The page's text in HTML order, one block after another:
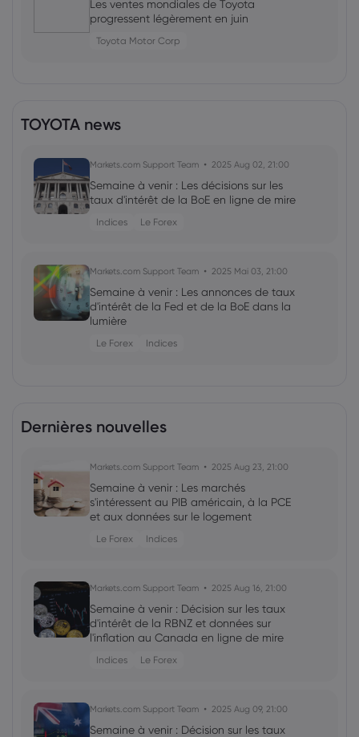
Les ventes mondiales de Toyota
progressent légèrement en juin
Toyota Motor Corp
TOYOTA news
Markets.com Support Team 2025 Aug 02, 21:00
Semaine à venir : Les décisions sur les
taux d'intérêt de la BoE en ligne de mire
Indices Le Forex
Markets.com Support Team 2025 Mai 03, 21:00
Semaine à venir : Les annonces de taux
d'intérêt de la Fed et de la BoE dans la
lumière
Le Forex Indices
Dernières nouvelles
Markets.com Support Team 2025 Aug 23, 21:00
Semaine à venir : Les marchés
s'intéressent au PIB américain, à la PCE
et aux données sur le logement
Le Forex Indices
Markets.com Support Team 2025 Aug 16, 21:00
Semaine à venir : Décision sur les taux
d'intérêt de la RBNZ et données sur
l'inflation au Canada en ligne de mire
Indices Le Forex
Markets.com Support Team 2025 Aug 09, 21:00
Semaine à venir : Décision sur les taux